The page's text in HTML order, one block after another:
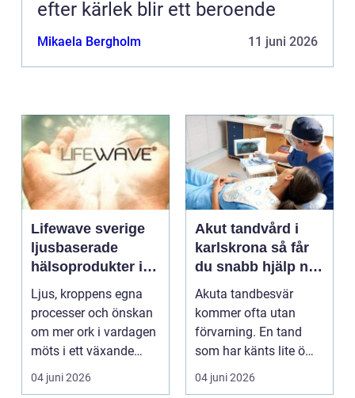
efter kärlek blir ett beroende
Mikaela Bergholm 11 juni 2026
Lifewave sverige
ljusbaserade
hälsoprodukter i
fokus
Ljus, kroppens egna
processer och önskan
om mer ork i vardagen
möts i ett växande
intresse för fotot...
04 juni 2026
Akut tandvård i
karlskrona så får
du snabb hjälp när
tanden krisar
Akuta tandbesvär
kommer ofta utan
förvarning. En tand
som har känts lite öm
kan plötsligt göra så
on...
04 juni 2026